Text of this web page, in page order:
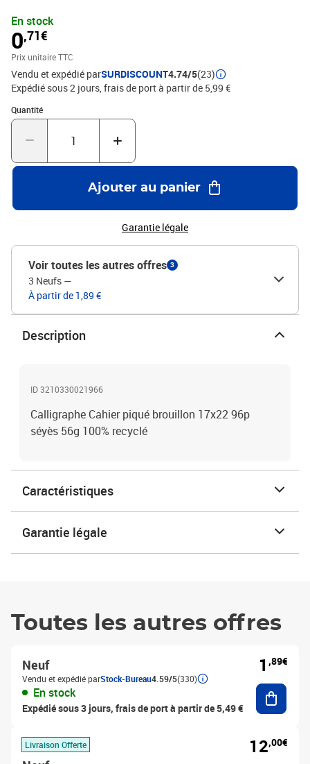
En stock
0,71€
Prix unitaire TTC
Vendu et expédié parSURDISCOUNT4.74/5(23)
Expédié sous 2 jours, frais de port à partir de 5,99 €
Quantité
Quantité : 1
Ajouter au panier
Garantie légale
Voir toutes les autres offres 3
3 Neufs —
À partir de 1,89 €
Description
ID 3210330021966
Calligraphe Cahier piqué brouillon 17x22 96p
séyès 56g 100% recyclé
Caractéristiques
Garantie légale
Toutes les autres offres
Neuf
Vendu et expédié parStock-Bureau4.59/5(330)
En stock
Expédié sous 3 jours, frais de port à partir de 5,49 €
1 ,89€
Livraison Offerte 12,00€